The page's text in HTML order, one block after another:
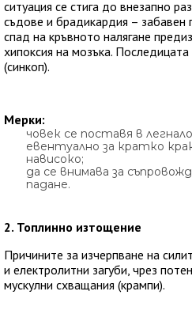
ситуация се стига до внезапно
съдове и брадикардия – забавен
спад на кръвното налягане
хипоксия на мозъка. Последицата
(синкоп).
Мерки:
човек се поставя в
евентуално за кратко
нависоко;
да се внимава за
падане.
2. Топлинно изтощение
Причините за изчерпване на
и електролитни загуби, чрез
мускулни схващания (крампи).